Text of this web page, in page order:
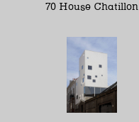
70 House Chatillon